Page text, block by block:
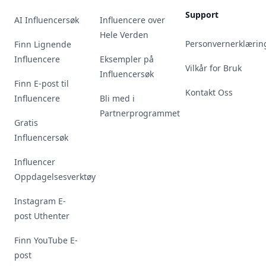
AI Influencersøk
Finn Lignende
Influencere
Finn E-post til
Influencere
Gratis
Influencersøk
Influencer
Oppdagelsesverktøy
Instagram E-
post Uthenter
Finn YouTube E-
post
Influencere over
Hele Verden
Eksempler på
Influencersøk
Bli med i
Partnerprogrammet
Support
Vilkår for Bruk
Kontakt Oss